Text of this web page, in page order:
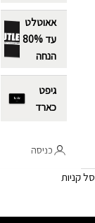
אאוטלט
עד 80%
הנחה
גיפט
כארד
כניסה
סל קניות